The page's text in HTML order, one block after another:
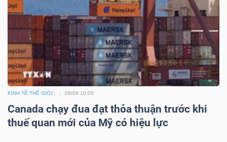
KINH TẾ THẾ GIỚI 09/08 10:05
Canada chạy đua đạt thỏa thuận trước khi
thuế quan mới của Mỹ có hiệu lực
Chỉ số Chứng chỉ quỹ
Lãnh
đạo
(-)
Tất cả Người nội bộ Người liên quan Cổ đông lớn
Tin
tức